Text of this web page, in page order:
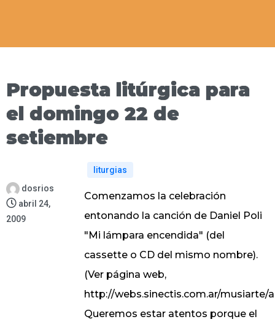
Propuesta litúrgica para
el domingo 22 de
setiembre
dosrios
abril 24,
2009
liturgias
Comenzamos la celebración
entonando la canción de Daniel Poli
"Mi lámpara encendida" (del
cassette o CD del mismo nombre).
(Ver página web,
http://webs.sinectis.com.ar/musiarte/
Queremos estar atentos porque el